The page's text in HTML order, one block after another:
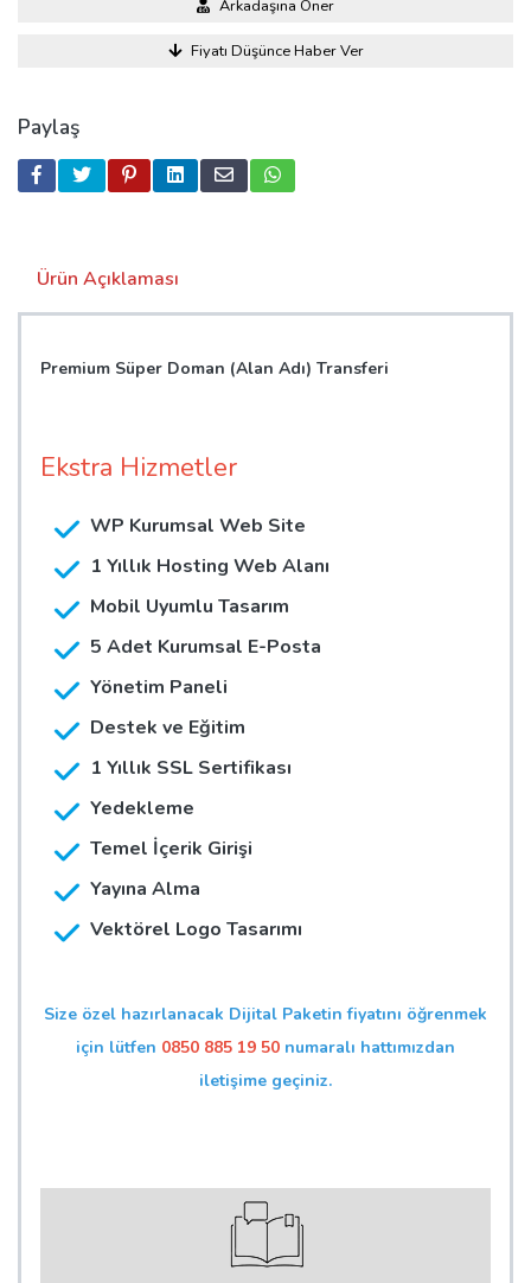
Arkadaşına Öner
Fiyatı Düşünce Haber Ver
Paylaş
Ürün Açıklaması
Premium Süper Doman (Alan Adı) Transferi
Ekstra Hizmetler
WP Kurumsal Web Site
1 Yıllık Hosting Web Alanı
Mobil Uyumlu Tasarım
5 Adet Kurumsal E-Posta
Yönetim Paneli
Destek ve Eğitim
1 Yıllık SSL Sertifikası
Yedekleme
Temel İçerik Girişi
Yayına Alma
Vektörel Logo Tasarımı
Size özel hazırlanacak Dijital Paketin fiyatını öğrenmek
için lütfen 0850 885 19 50 numaralı hattımızdan
iletişime geçiniz.